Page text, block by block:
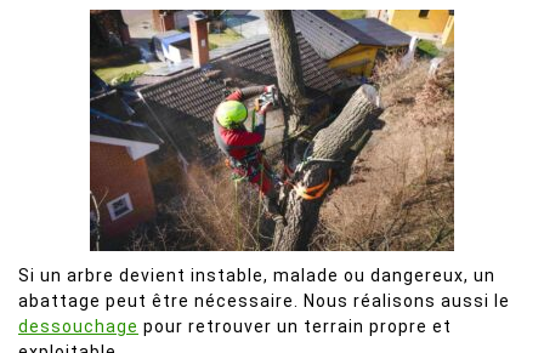
Si un arbre devient instable, malade ou dangereux, un
abattage peut être nécessaire. Nous réalisons aussi le
dessouchage pour retrouver un terrain propre et